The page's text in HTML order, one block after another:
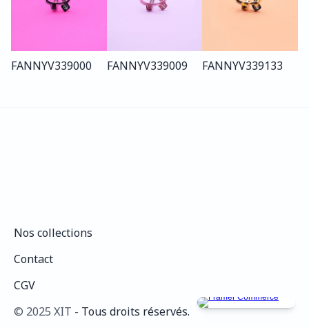
FANNYV339000 FANNYV339009 FANNYV339133
©️ 2025 XIT - Tous droits réservés.
Nos collections
Contact
CGV